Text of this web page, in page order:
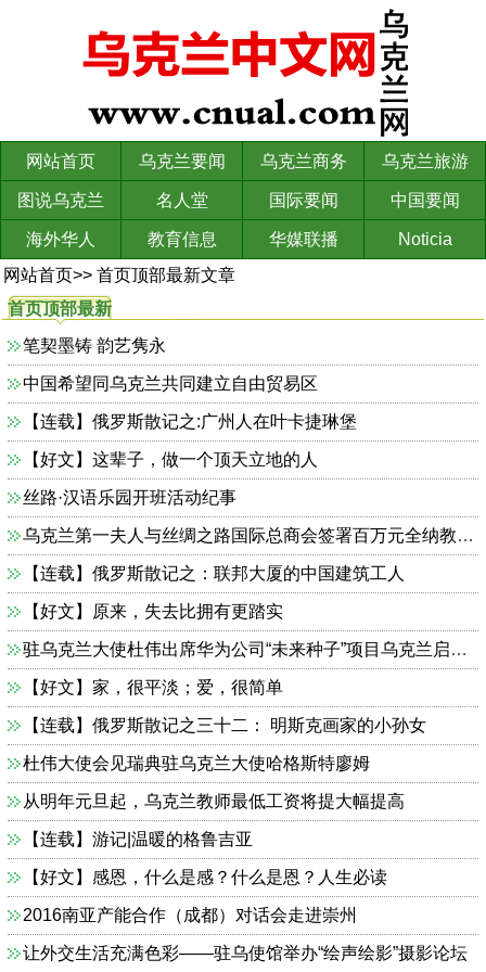
网站首页 乌克兰要闻 乌克兰商务 乌克兰旅游
图说乌克兰 名人堂 国际要闻 中国要闻
海外华人 教育信息 华媒联播
Noticia
网站首页>> 首页顶部最新文章
首页顶部最新
文章
笔契墨铸 韵艺隽永
中国希望同乌克兰共同建立自由贸易区
【连载】俄罗斯散记之:广州人在叶卡捷琳堡
【好文】这辈子，做一个顶天立地的人
丝路·汉语乐园开班活动纪事
乌克兰第一夫人与丝绸之路国际总商会签署百万元全纳教育资助协议
【连载】俄罗斯散记之：联邦大厦的中国建筑工人
【好文】原来，失去比拥有更踏实
驻乌克兰大使杜伟出席华为公司“未来种子”项目乌克兰启动仪式
【好文】家，很平淡；爱，很简单
【连载】俄罗斯散记之三十二： 明斯克画家的小孙女
杜伟大使会见瑞典驻乌克兰大使哈格斯特廖姆
从明年元旦起，乌克兰教师最低工资将提大幅提高
【连载】游记|温暖的格鲁吉亚
【好文】感恩，什么是感？什么是恩？人生必读
2016南亚产能合作（成都）对话会走进崇州
让外交生活充满色彩——驻乌使馆举办“绘声绘影”摄影论坛